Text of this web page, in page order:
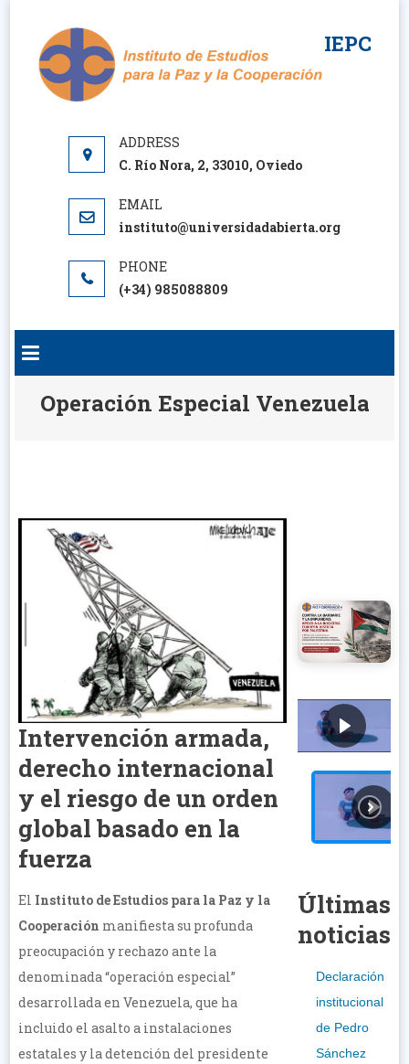
contenido
IEPC
C. Río Nora, 2, 33010, Oviedo
instituto@universidadabierta.org
(+34) 985088809
Operación Especial Venezuela
Intervención armada,
derecho internacional
y el riesgo de un orden
global basado en la
fuerza
El Instituto de Estudios para la Paz y la
Cooperación manifiesta su profunda
preocupación y rechazo ante la
denominada “operación especial”
desarrollada en Venezuela, que ha
incluido el asalto a instalaciones
estatales y la detención del presidente
Últimas
noticias
Declaración
institucional
de Pedro
Sánchez